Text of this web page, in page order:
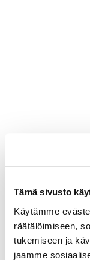
Tämä sivusto
Käytämme
räätälöimiseen,
tukemiseen ja
jaamme
Lusikka, emaloitu,
Lähtöhinta:70 €
Kaivopihan Pantti
11.8.2026